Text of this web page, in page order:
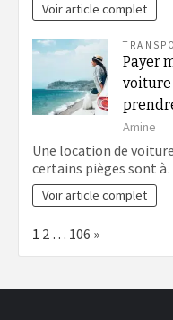
Voir article complet
Payer
voiture
Amine
Une location de
certains pièges sont
Voir article complet
Page:
1 2 … 106 Next
»